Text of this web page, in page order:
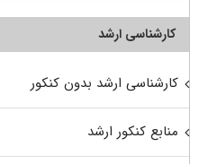
کارشناسی ارشد
کارشناسی ارشد بدون کنکور
منابع کنکور ارشد